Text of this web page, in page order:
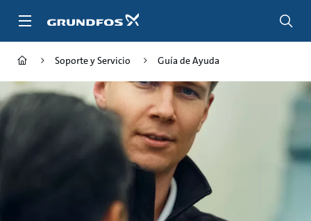
Soporte y Servicio Guía de Ayuda